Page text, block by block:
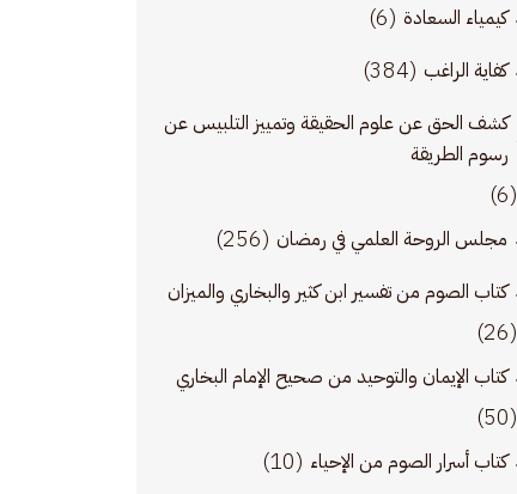
كيمياء السعادة (6)
كفاية الراغب (384)
كشف الحق عن علوم الحقيقة وتمييز التلبيس عن
رسوم الطريقة
(6)
مجلس الروحة العلمي في رمضان (256)
كتاب الصوم من تفسير ابن كثير والبخاري والميزان
(26)
كتاب الإيمان والتوحيد من صحيح الإمام البخاري
(50)
كتاب أسرار الصوم من الإحياء (10)